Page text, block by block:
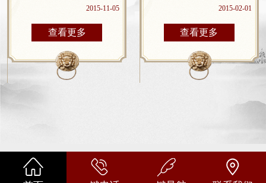
动，再现了300多年前清
全过程，受到游客好评。
龙袍的“...
2015-11-05
查看更多
新宾满族自治县岗山国家
竞赛活动是由辽宁省体育
新宾满族自治县政府承办
2015-02-01
查看更多